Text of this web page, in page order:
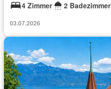
4 Zimmer
2 Badezimmer
03.07.2026